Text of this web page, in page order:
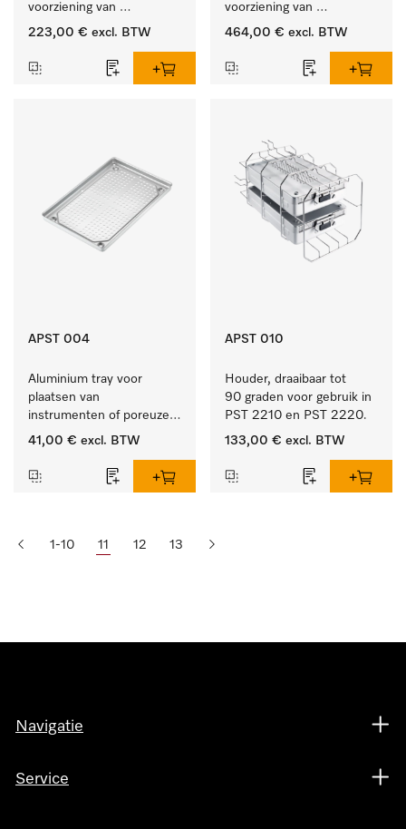
voorziening van
gedemineraliseerd water.
223,00 € excl. BTW
voorziening van
gedemineraliseerd water.
464,00 € excl. BTW
APST 004
Aluminium tray voor
plaatsen van
instrumenten of poreuze
goederen, groot.
41,00 € excl. BTW
APST 010
Houder, draaibaar tot
90 graden voor gebruik in
PST 2210 en PST 2220.
133,00 € excl. BTW
1-10 11 12 13
Navigatie
Service